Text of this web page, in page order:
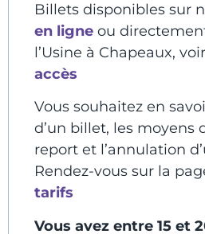
Billets disponibles sur
en ligne ou
l’Usine à Chapeaux, voir
accès
Vous souhaitez en
d’un billet, les moyens
report et l’annulation
Rendez-vous sur la
tarifs
Vous avez entre 15 et